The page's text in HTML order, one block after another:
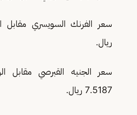
ريال.
سعر الجنيه القبرصي مقابل
7.5187 ريال.